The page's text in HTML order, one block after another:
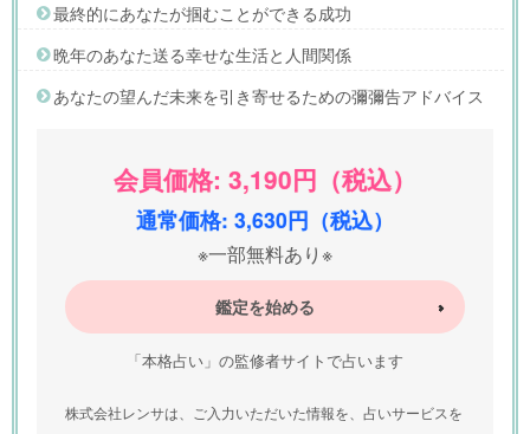
最終的にあなたが掴むことができる成功
晩年のあなた送る幸せな生活と人間関係
あなたの望んだ未来を引き寄せるための彌彌告アドバイス
会員価格: 3,190円（税込）
通常価格: 3,630円（税込）
※一部無料あり※
鑑定を始める
「本格占い」の監修者サイトで占います
株式会社レンサは、ご入力いただいた情報を、占いサービスを